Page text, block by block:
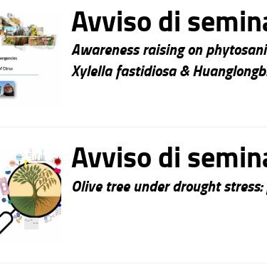
Avviso di
Awareness raising on
Xylella fastidiosa &
Avviso di
Olive tree under drought